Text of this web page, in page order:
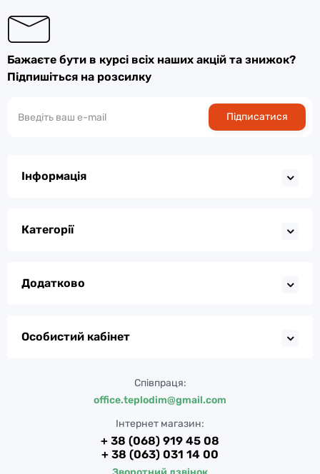
Бажаєте бути в курсі всіх наших акцій та знижок?
Підпишіться на розсилку
Підписатися
Інформація
Категорії
Додатково
Особистий кабінет
Співпраця:
office.teplodim@gmail.com
Інтернет магазин:
+ 38 (068) 919 45 08
+ 38 (063) 031 14 00